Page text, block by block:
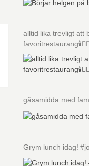
alltid lika trevligt att
gåsamidda med
Grym lunch idag!